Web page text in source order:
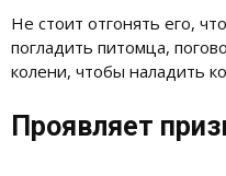
Не стоит отгонять его,
погладить питомца,
колени, чтобы наладить
Проявляет